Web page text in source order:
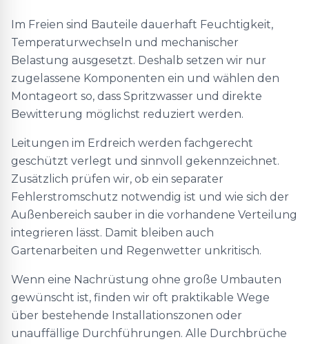
Im Freien sind Bauteile dauerhaft Feuchtigkeit,
Temperaturwechseln und mechanischer
Belastung ausgesetzt. Deshalb setzen wir nur
zugelassene Komponenten ein und wählen den
Montageort so, dass Spritzwasser und direkte
Bewitterung möglichst reduziert werden.
Leitungen im Erdreich werden fachgerecht
geschützt verlegt und sinnvoll gekennzeichnet.
Zusätzlich prüfen wir, ob ein separater
Fehlerstromschutz notwendig ist und wie sich der
Außenbereich sauber in die vorhandene Verteilung
integrieren lässt. Damit bleiben auch
Gartenarbeiten und Regenwetter unkritisch.
Wenn eine Nachrüstung ohne große Umbauten
gewünscht ist, finden wir oft praktikable Wege
über bestehende Installationszonen oder
unauffällige Durchführungen. Alle Durchbrüche